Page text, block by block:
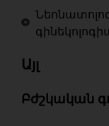
Այլ
Բժշկական